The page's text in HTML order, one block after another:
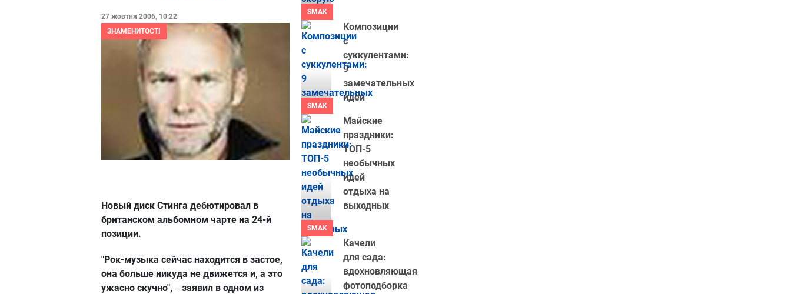
27 жовтня 2006, 10:22
ЗНАМЕНИТОСТІ
Новый диск Стинга дебютировал в
британском альбомном чарте на 24-й
позиции.
"Рок-музыка сейчас находится в застое,
она больше никуда не движется и, а это
ужасно скучно", – заявил в одном из
SMAK
SMAK
Композиции
с
суккулентами:
9
замечательных
идей
SMAK
Майские
праздники:
ТОП-5
необычных
идей
отдыха на
выходных
Качели
для сада:
вдохновляющая
фотоподборка